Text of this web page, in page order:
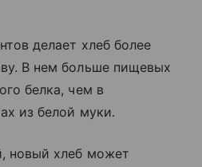
делает хлеб более
В нем больше пищевых
белка, чем в
из белой муки.
новый хлеб может